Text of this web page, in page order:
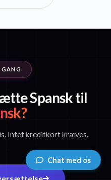
Spansk til
Intet kreditkort kræves.
Chat med os